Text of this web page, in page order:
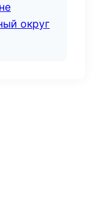
округ